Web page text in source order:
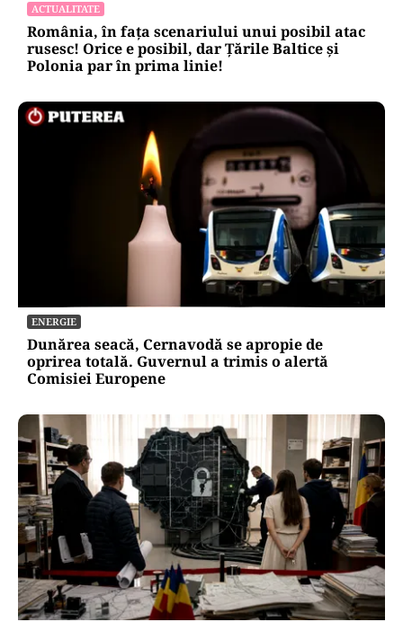
ACTUALITATE
România, în fața scenariului unui posibil atac
rusesc! Orice e posibil, dar Țările Baltice și
Polonia par în prima linie!
ENERGIE
Dunărea seacă, Cernavodă se apropie de
oprirea totală. Guvernul a trimis o alertă
Comisiei Europene